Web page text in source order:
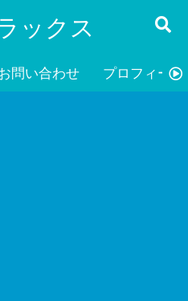
ックス
問い合わせ プロフィール